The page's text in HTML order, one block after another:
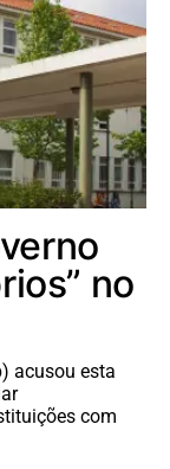
no
acusou esta
com